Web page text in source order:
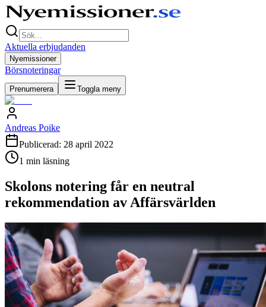
Aktuella erbjudanden
Nyemissioner
Börsnoteringar
Prenumerera Toggla meny
Andreas Poike
Publicerad: 28 april 2022
1 min läsning
Skolons notering får en neutral
rekommendation av Affärsvärlden